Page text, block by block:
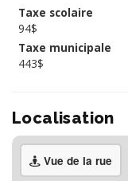
Taxe scolaire
94$
Taxe municipale
443$
Localisation
Vue de la rue